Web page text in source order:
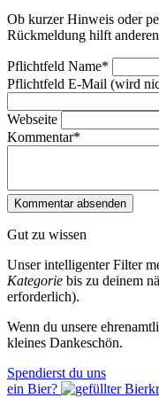
Ob kurzer Hinweis oder
Rückmeldung hilft
Pflichtfeld Name*
Pflichtfeld E-Mail (wird
Webseite
Kommentar*
Gut zu wissen
Unser intelligenter Filter
Kategorie bis zu deinem
erforderlich).
Wenn du unsere
kleines Dankeschön.
Spendierst du uns
ein Bier?